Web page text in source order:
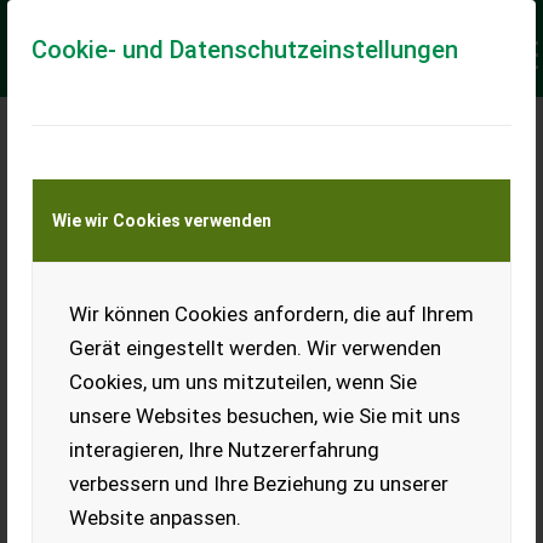
Cookie- und Datenschutzeinstellungen
Wie wir Cookies verwenden
Wir können Cookies anfordern, die auf Ihrem
Gerät eingestellt werden. Wir verwenden
Cookies, um uns mitzuteilen, wenn Sie
unsere Websites besuchen, wie Sie mit uns
interagieren, Ihre Nutzererfahrung
verbessern und Ihre Beziehung zu unserer
Website anpassen.
Meine Transportkostenanfrage
Transport von Land- und Baumaschinen –
KEINE Tiertransporte
Ladeort
Ort